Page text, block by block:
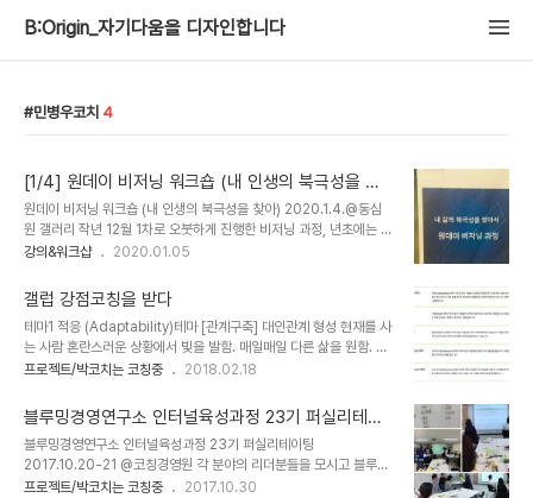
B:Origin_자기다움을 디자인합니다
민병우코치 4
[1/4] 원데이 비저닝 워크숍 (내 인생의 북극성을 찾
아)
원데이 비저닝 워크숍 (내 인생의 북극성을 찾아) 2020.1.4.@동심
원 갤러리 작년 12월 1차로 오붓하게 진행한 비저닝 과정, 년초에는 신
청인원이 많아서 그룹으로 진행했다. 자기 인생의 비저닝을 설계하기
반의 인생 비전 보드 설계를 꽃피우기 위해 과정 과정을 지나도록 설계
되었다 첫 시간은 자기성찰과 지난 인생을 돌아보고 이후에는 의미있
는 성과와 그 과정에서 발휘된 강점을 점검하고 마지막으로 그 두가지
를 토대로 미래 비전을 설계한다. 코치들은 그 비저닝이 너무 작지도
허황되지 않게 첼린지를 한다. 무수한 고민과 성찰끝에 완성된 비전 보
족감이 스친다. 정말 신나고 재..
강의&워크샵 2020.01.05
갤럽 강점코칭을 받다
테마1 적응 (Adaptability)테마 [관계구축] 대인관계 형성 현재를 사
는 사람 혼란스러운 상황에서 빛을 발함. 매일매일 다른 삶을 원함. 테
마2수집 (Input)테마 [전략사고] 정보를 받아들이고 생각하는 방법
모은 정보를 나눠주는 걸 좋아함. 테마3 발상 (Ideation)테마 아이디
어, 전혀 상관없어 보이는 현상들에서 연관성을 찾아냄. 발상을 위해
마음의 창을 열어놓기 테마4 지적사고 (Intellection)테마 내적 성찰
과 지적토론을 좋아함. 생각하는 것 자체를 즐김 읽고 분석하는 것을
좋아함. 테마5 심사숙고 (Deliverative)테마 [실행] 일을 실행하는
프로젝트/박코치는 코칭중 2018.02.18
블루밍경영연구소 인터널육성과정 23기 퍼실리테이
팅
블루밍경영연구소 인터널육성과정 23기 퍼실리테이팅
2017.10.20-21 @코칭경영원 각 분야의 리더분들을 모시고 블루밍
경영연구소 정규과정인 인터널 코치 육성과정 23기가 진행되었다. 양
프로젝트/박코치는 코칭중 2017.10.30